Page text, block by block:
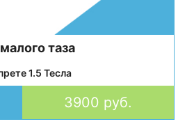
таза
1.5 Тесла
3900 руб.